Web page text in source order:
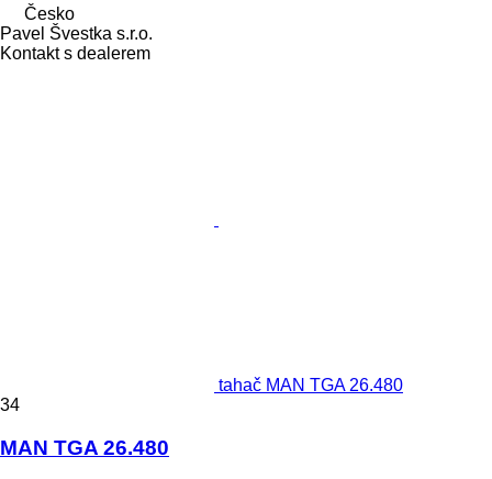
Česko
Pavel Švestka s.r.o.
Kontakt s dealerem
tahač MAN TGA 26.480
34
MAN TGA 26.480